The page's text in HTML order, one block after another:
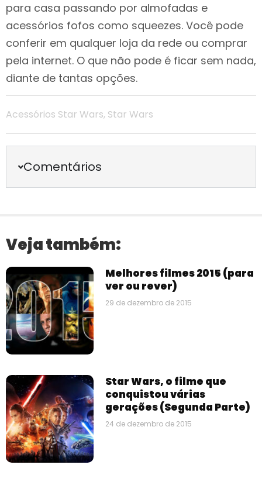
para casa passando por almofadas e
acessórios fofos como squeezes. Você pode
conferir em qualquer loja da rede ou comprar
pela internet. O que não pode é ficar sem nada,
diante de tantas opções.
Acessórios Star Wars, Star Wars
Comentários
Veja também:
Melhores filmes 2015 (para
ver ou rever)
29 de dezembro de 2015
Star Wars, o filme que
conquistou várias
gerações (Segunda Parte)
24 de dezembro de 2015